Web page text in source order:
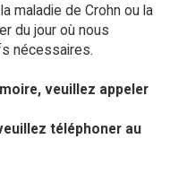
maladie de Crohn ou la
du jour où nous
nécessaires.
veuillez appeler
téléphoner au